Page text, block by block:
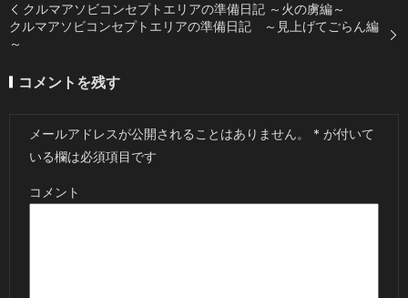
クルマアソビコンセプトエリアの準備日記 ～火の虜編～
クルマアソビコンセプトエリアの準備日記 ～見上げてごらん編
～
コメントを残す
メールアドレスが公開されることはありません。 * が付いて
いる欄は必須項目です
コメント